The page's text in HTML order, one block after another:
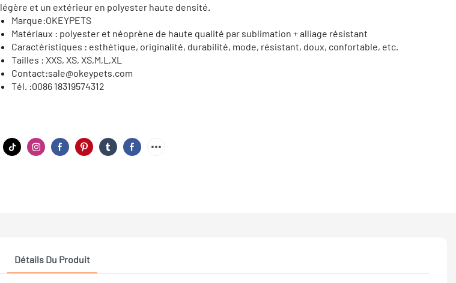
légère et un extérieur en polyester haute densité.
Marque:OKEYPETS
Matériaux : polyester et néoprène de haute qualité par sublimation + alliage résistant
Caractéristiques : esthétique, originalité, durabilité, mode, résistant, doux, confortable, etc.
Tailles : XXS, XS, XS,M,L,XL
Contact:sale@okeypets.com
Tél. :0086 18319574312
Détails Du Produit